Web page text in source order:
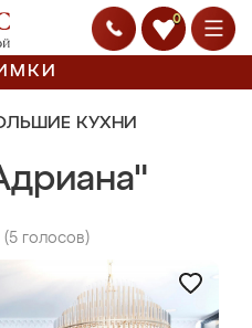
0
КУХНИ
(5 голосов)